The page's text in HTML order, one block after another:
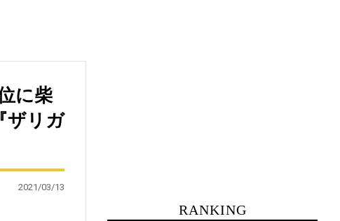
に柴
ザリガ
2021/03/13
RANKING